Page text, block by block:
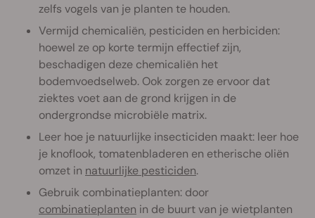
zelfs vogels van je planten te houden.
Vermijd chemicaliën, pesticiden en herbiciden:
hoewel ze op korte termijn effectief zijn,
beschadigen deze chemicaliën het
bodemvoedselweb. Ook zorgen ze ervoor dat
ziektes voet aan de grond krijgen in de
ondergrondse microbiële matrix.
Leer hoe je natuurlijke insecticiden maakt: leer hoe
je knoflook, tomatenbladeren en etherische oliën
omzet in natuurlijke pesticiden.
Gebruik combinatieplanten: door
combinatieplanten in de buurt van je wietplanten